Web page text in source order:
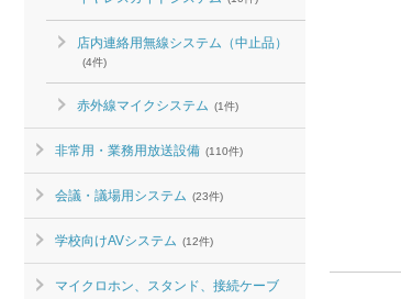
店内連絡用無線システム（中止品）
(4件)
赤外線マイクシステム (1件)
非常用・業務用放送設備 (110件)
会議・議場用システム (23件)
学校向けAVシステム (12件)
マイクロホン、スタンド、接続ケーブ